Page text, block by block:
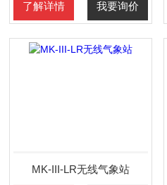
了解详情 我要询价
MK-III-LR无线气象站